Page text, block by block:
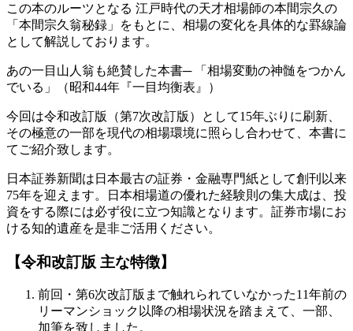
この本のルーツとなる 江戸時代の天才相場師の本間宗久の
「本間宗久翁秘録」をもとに、相場の変化を具体的な罫線論
として解説しております。
あの一目山人翁も絶賛した本書─ 「相場変動の神髄をつかん
でいる」（昭和44年『一目均衡表』）
今回は令和改訂版（第7次改訂版）として15年ぶりに刷新、
その極意の一部を現代の相場環境に照らし合わせて、本書に
てご紹介致します。
日本証券新聞は日本最古の証券・金融専門紙として創刊以来
75年を迎えます。日本相場道の優れた経験則の集大成は、投
資をする際には必ず役に立つ知識となります。証券市場にお
ける知的遺産を是非ご活用ください。
【令和改訂版 主な特徴】
前回・第6次改訂版まで触れられていなかった11年前の
リーマンショック以降の相場状況を踏まえて、一部、
加筆を致しました。